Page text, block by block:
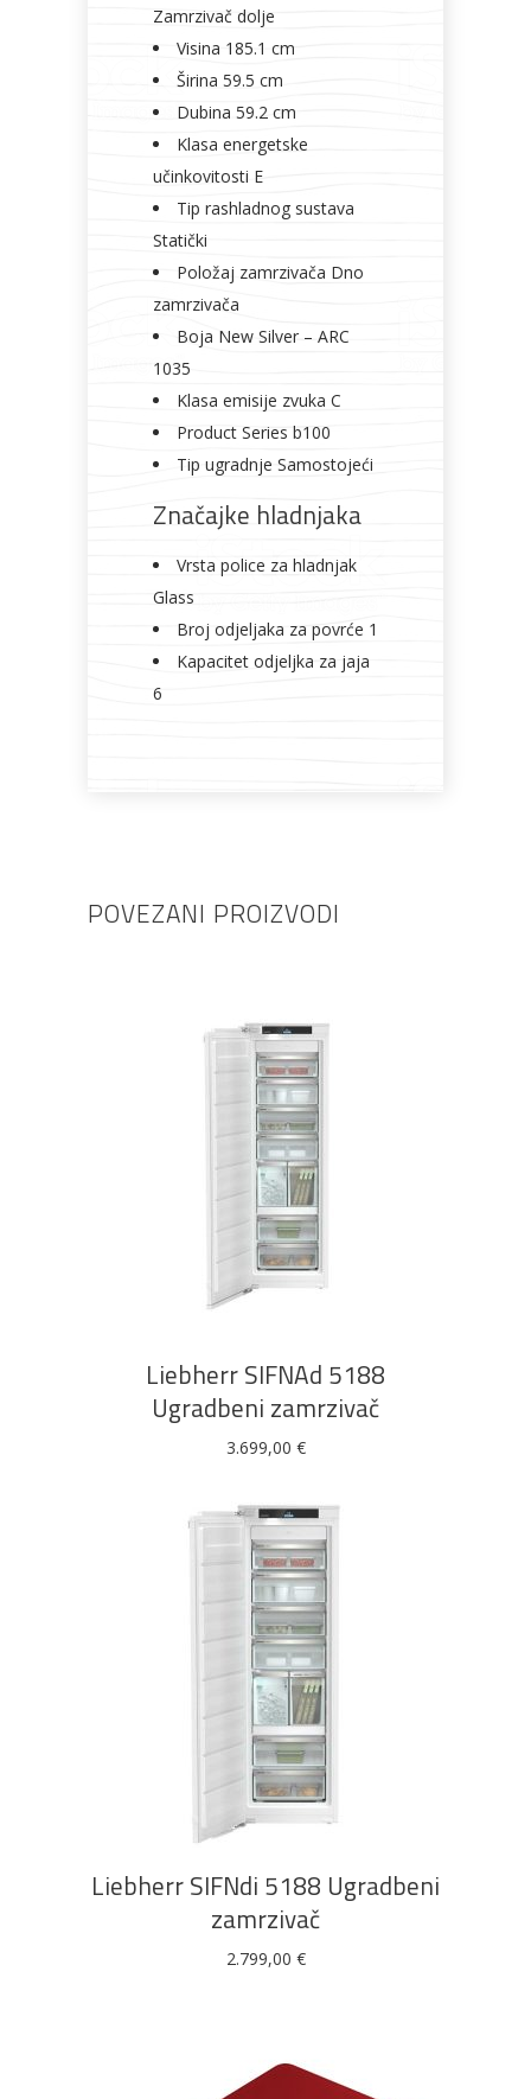
Zamrzivač dolje
Visina 185.1 cm
Širina 59.5 cm
Dubina 59.2 cm
Klasa energetske
učinkovitosti E
Tip rashladnog sustava
Statički
Položaj zamrzivača Dno
zamrzivača
Boja New Silver – ARC
1035
Klasa emisije zvuka C
Product Series b100
Tip ugradnje Samostojeći
Značajke hladnjaka
Vrsta police za hladnjak
Glass
Broj odjeljaka za povrće 1
Kapacitet odjeljka za jaja
6
POVEZANI PROIZVODI
DODAJ U KOŠARICU
Liebherr SIFNAd 5188
Ugradbeni zamrzivač
3.699,00 €
DODAJ U KOŠARICU
Liebherr SIFNdi 5188 Ugradbeni
zamrzivač
2.799,00 €